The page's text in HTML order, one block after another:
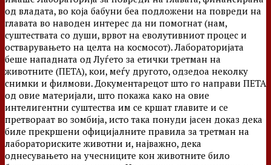
од владата, во која бабуни беа подложени на повреди на
главата во наводен интерес да ни помогнат (нам,
суштествата со души, врвот на еволутивниот процес и
остварувањето на целта на космосот). Лабораторијата
беше нападната од Луѓето за етички третман на
животните (ПЕТА), кои, меѓу другото, одзедоа неколку
снимки и филмови. Документарецот што го направи ПЕТА
од овие материјали, што покажа како на овие
интелигентни суштества им се кршат главите и се
претвораат во зомбиja, исто така понуди јасен доказ дека
биле прекршени официјалните правила за третман на
лабораториските животни и, најважно, дека
однесувањето на учесниците кон животните било